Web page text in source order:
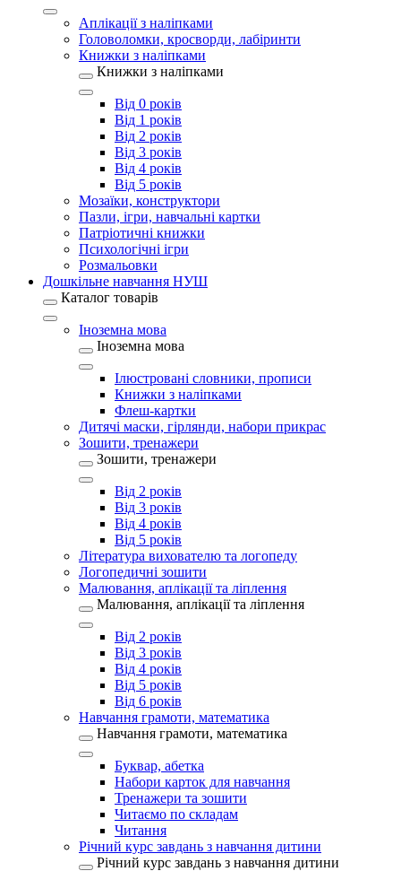
Аплікації з наліпками
Головоломки, кросворди, лабіринти
Книжки з наліпками
Книжки з наліпками
Від 0 років
Від 1 років
Від 2 років
Від 3 років
Від 4 років
Від 5 років
Мозаїки, конструктори
Пазли, ігри, навчальні картки
Патріотичні книжки
Психологічні ігри
Розмальовки
Дошкільне навчання НУШ
Каталог товарів
Іноземна мова
Іноземна мова
Ілюстровані словники, прописи
Книжки з наліпками
Флеш-картки
Дитячі маски, гірлянди, набори прикрас
Зошити, тренажери
Зошити, тренажери
Від 2 років
Від 3 років
Від 4 років
Від 5 років
Література вихователю та логопеду
Логопедичні зошити
Малювання, аплікації та ліплення
Малювання, аплікації та ліплення
Від 2 років
Від 3 років
Від 4 років
Від 5 років
Від 6 років
Навчання грамоти, математика
Навчання грамоти, математика
Буквар, абетка
Набори карток для навчання
Тренажери та зошити
Читаємо по складам
Читання
Річний курс завдань з навчання дитини
Річний курс завдань з навчання дитини